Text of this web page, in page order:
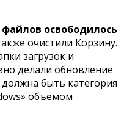
освободилось
очистили Корзину.
загрузок и
делали обновление
быть категория
объёмом